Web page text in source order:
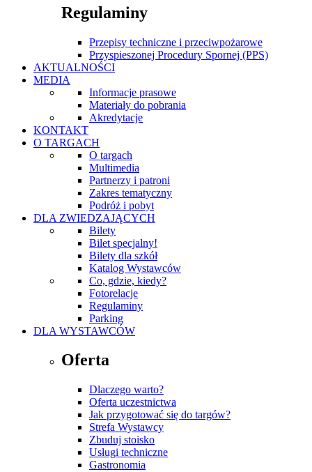
Regulaminy
Przepisy techniczne i przeciwpożarowe
Przyspieszonej Procedury Spornej (PPS)
AKTUALNOŚCI
MEDIA
Informacje prasowe
Materiały do pobrania
Akredytacje
KONTAKT
O TARGACH
O targach
Multimedia
Partnerzy i patroni
Zakres tematyczny
Podróż i pobyt
DLA ZWIEDZAJĄCYCH
Bilety
Bilet specjalny!
Bilety dla szkół
Katalog Wystawców
Co, gdzie, kiedy?
Fotorelacje
Regulaminy
Parking
DLA WYSTAWCÓW
Oferta
Dlaczego warto?
Oferta uczestnictwa
Jak przygotować się do targów?
Strefa Wystawcy
Zbuduj stoisko
Usługi techniczne
Gastronomia